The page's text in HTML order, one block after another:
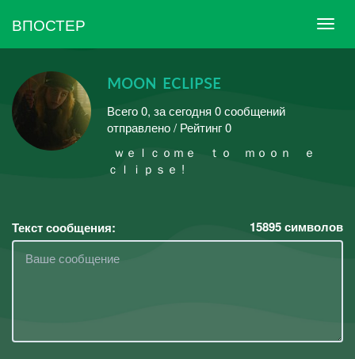
ВПОСТЕР
ᴍᴏᴏɴ ᴇᴄʟɪᴘsᴇ
Всего 0, за сегодня 0 сообщений
отправлено / Рейтинг 0
ㅤㅤㅤ ㅤㅤㅤㅤㅤ ㅤｗｅｌｃｏｍｅ ｔｏ ｍｏｏｎ ｅ
ｃｌｉｐｓｅ !
Текст сообщения: 15895символов